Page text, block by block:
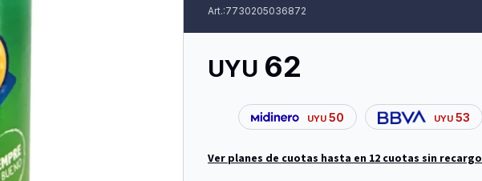
7730205036872
UYU 62
UYU 50 UYU 53
Ver planes de cuotas hasta en 12 cuotas sin recargo